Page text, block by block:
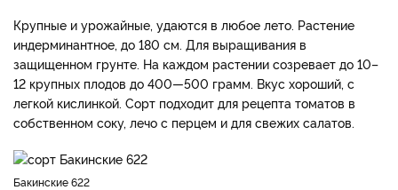
Крупные и урожайные, удаются в любое лето. Растение
индерминантное, до 180 см. Для выращивания в
защищенном грунте. На каждом растении созревает до 10–
12 крупных плодов до 400—500 грамм. Вкус хороший, с
легкой кислинкой. Сорт подходит для рецепта томатов в
собственном соку, лечо с перцем и для свежих салатов.
Бакинские 622